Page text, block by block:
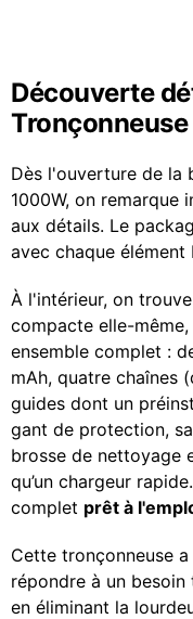
Découverte
Dès l'ouverture de la
1000W, on
aux détails. Le
avec chaque
À l'intérieur, on
compacte elle-
ensemble complet :
mAh, quatre chaînes
guides dont un
gant de protection,
brosse de nettoyage
qu’un chargeur
complet prêt à
Cette tronçonneuse
répondre à un
en éliminant la